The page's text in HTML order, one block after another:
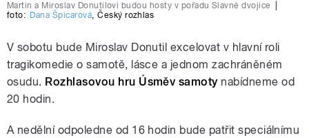
Martin a Miroslav Donutilovi budou hosty v pořadu Slavné dvojice
foto: Dana Špicarová,Český rozhlas
V sobotu bude Miroslav Donutil excelovat v hlavní roli
tragikomedie o samotě, lásce a jednom zachráněném
osudu. Rozhlasovou hru Úsměv samotynabídneme od
20 hodin.
A nedělní odpoledne od 16 hodin bude patřit speciálnímu